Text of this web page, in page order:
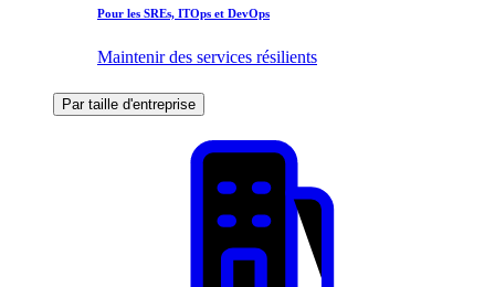
Pour les SREs, ITOps et DevOps
Maintenir des services résilients
Par taille d'entreprise